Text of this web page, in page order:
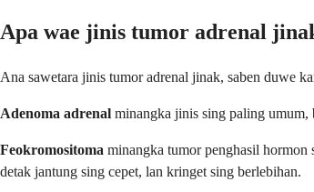
Apa wae jinis tumor adrenal
Ana sawetara jinis tumor adrenal jinak, saben duwe
Adenoma adrenal minangka jinis sing paling umum,
Feokromositoma minangka tumor penghasil hormon
detak jantung sing cepet, lan kringet sing berlebihan.